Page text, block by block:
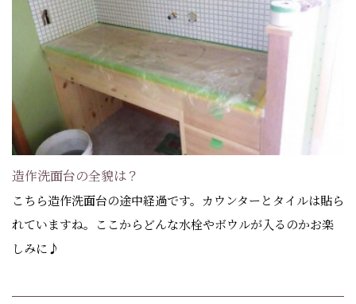
造作洗面台の全貌は？
こちら造作洗面台の途中経過です。カウンターとタイルは貼ら
れていますね。ここからどんな水栓やボウルが入るのかお楽
しみに♪